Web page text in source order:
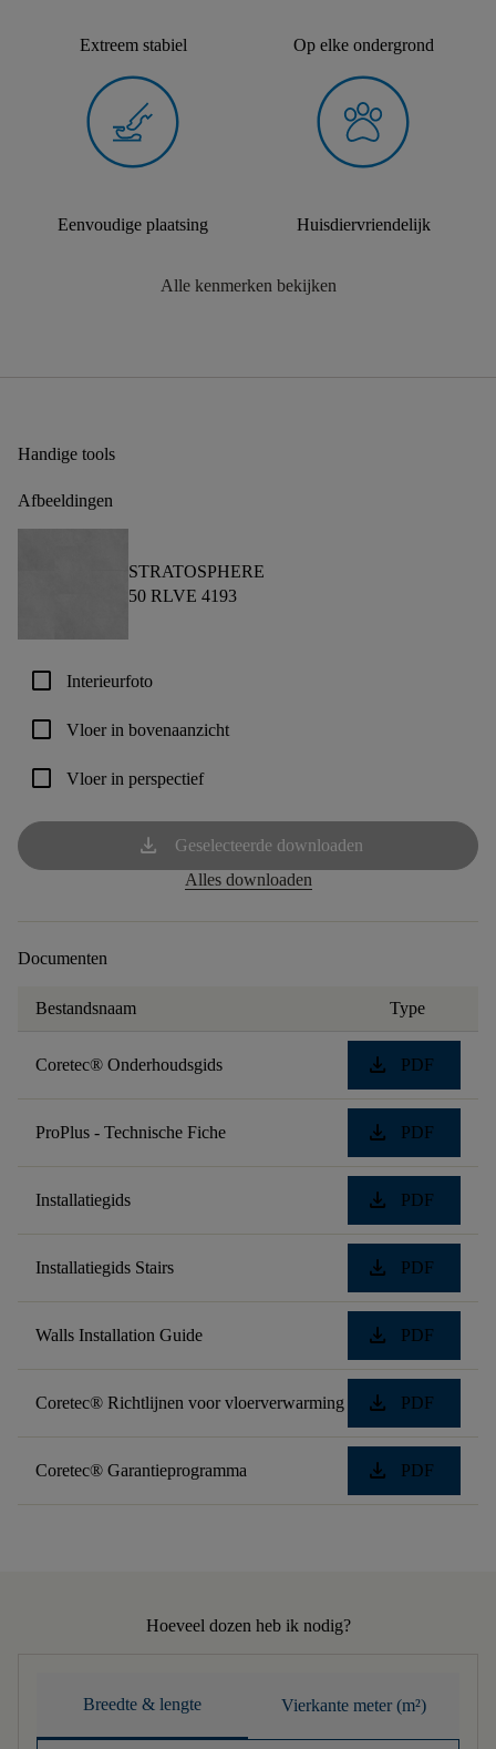
Extreem stabiel Op elke ondergrond
Eenvoudige plaatsing Huisdiervriendelijk
Alle kenmerken bekijken
Handige tools
Afbeeldingen
STRATOSPHERE
50 RLVE 4193
check_box_outline_blank Interieurfoto
check_box_outline_blank Vloer in bovenaanzicht
check_box_outline_blank Vloer in perspectief
download
Geselecteerde downloaden
Alles downloaden
Documenten
Bestandsnaam Type
Coretec® Onderhoudsgids download PDF
ProPlus - Technische Fiche download PDF
Installatiegids download PDF
Installatiegids Stairs download PDF
Walls Installation Guide download PDF
Coretec® Richtlijnen voor vloerverwarming download PDF
Coretec® Garantieprogramma download PDF
Hoeveel dozen heb ik nodig?
Breedte & lengte Vierkante meter (m²)